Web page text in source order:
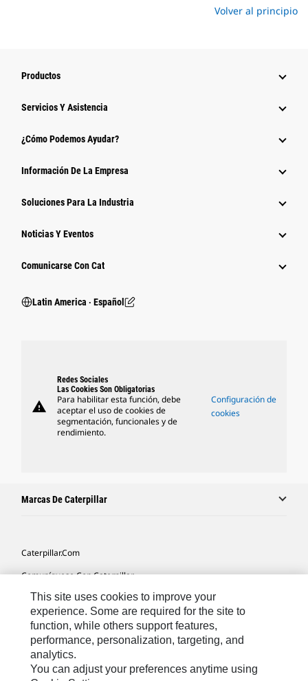
Volver al principio
Productos
Servicios Y Asistencia
¿Cómo Podemos Ayudar?
Información De La Empresa
Soluciones Para La Industria
Noticias Y Eventos
Comunicarse Con Cat
Latin America ‧ Español
warning
Redes Sociales
Las Cookies Son Obligatorias
Para habilitar esta función, debe
aceptar el uso de cookies de
segmentación, funcionales y de
rendimiento.
Configuración de
cookies
Marcas De Caterpillar
Caterpillar.com
Comuníquese Con Caterpillar
Mis Preferencias De Marketing
Mapa Del Sitio
Cookie Settings
Avisos Legales
This site uses cookies to improve your
experience. Some are required for the site to
function, while others support features,
performance, personalization, targeting, and
analytics.
You can adjust your preferences anytime using